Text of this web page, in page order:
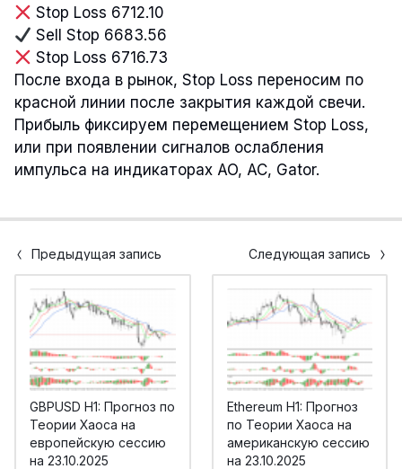
Stop Loss 6712.10
Sell Stop 6683.56
Stop Loss 6716.73
После входа в рынок, Stop Loss переносим по
красной линии после закрытия каждой свечи.
Прибыль фиксируем перемещением Stop Loss,
или при появлении сигналов ослабления
импульса на индикаторах AO, AC, Gator.
Предыдущая запись Следующая запись
GBPUSD H1: Прогноз по
Теории Хаоса на
европейскую сессию
на 23.10.2025
Ethereum H1: Прогноз
по Теории Хаоса на
американскую сессию
на 23.10.2025